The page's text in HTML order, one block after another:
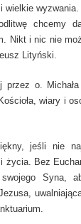
wielkie wyzwania.
chcemy
Nikt i nic nie
Lityński.
przez o.
wiary i
jeśli nie
i życia. Bez
Syna,